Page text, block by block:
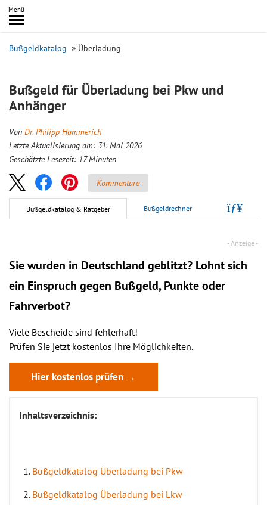
Inhalt
springen
Menü
Search
Bußgeldkatalog Überladung
Bußgeld für Überladung bei Pkw und
Anhänger
Von Dr. Philipp Hammerich
Letzte Aktualisierung am: 31. Mai 2026
Geschätzte Lesezeit: 17 Minuten
Kommentare
Bußgeldkatalog & Ratgeber Bußgeldrechner
Sie wurden in Deutschland geblitzt? Lohnt sich
ein Einspruch gegen Bußgeld, Punkte oder
Fahrverbot?
Viele Bescheide sind fehlerhaft!
Prüfen Sie jetzt kostenlos Ihre Möglichkeiten.
Hier kostenlos prüfen →
Inhaltsverzeichnis:
Bußgeldkatalog Überladung bei Pkw
Bußgeldkatalog Überladung bei Lkw